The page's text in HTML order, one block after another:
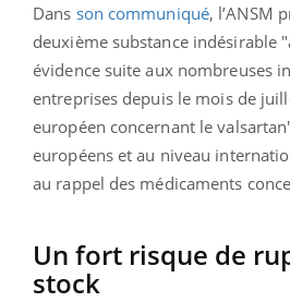
Dans son communiqué, l’ANSM
deuxième substance indésirable
évidence suite aux nombreuses
entreprises depuis le mois de
européen concernant le
européens et au niveau
au rappel des médicaments
Un fort risque de
stock